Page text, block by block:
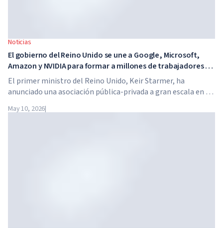
Noticias
El gobierno del Reino Unido se une a Google, Microsoft,
Amazon y NVIDIA para formar a millones de trabajadores en
habilidades de IA
El primer ministro del Reino Unido, Keir Starmer, ha
anunciado una asociación pública-privada a gran escala en el
Amazon y NVIDIA, junto con el gobierno, lanzan un
May 10, 2026|